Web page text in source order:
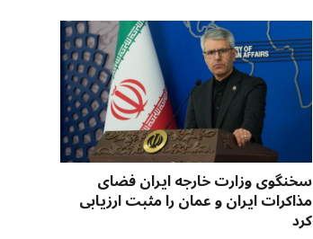
سخنگوی وزارت خارجه ایران فضای
مذاکرات ایران و عمان را مثبت ارزیابی
کرد